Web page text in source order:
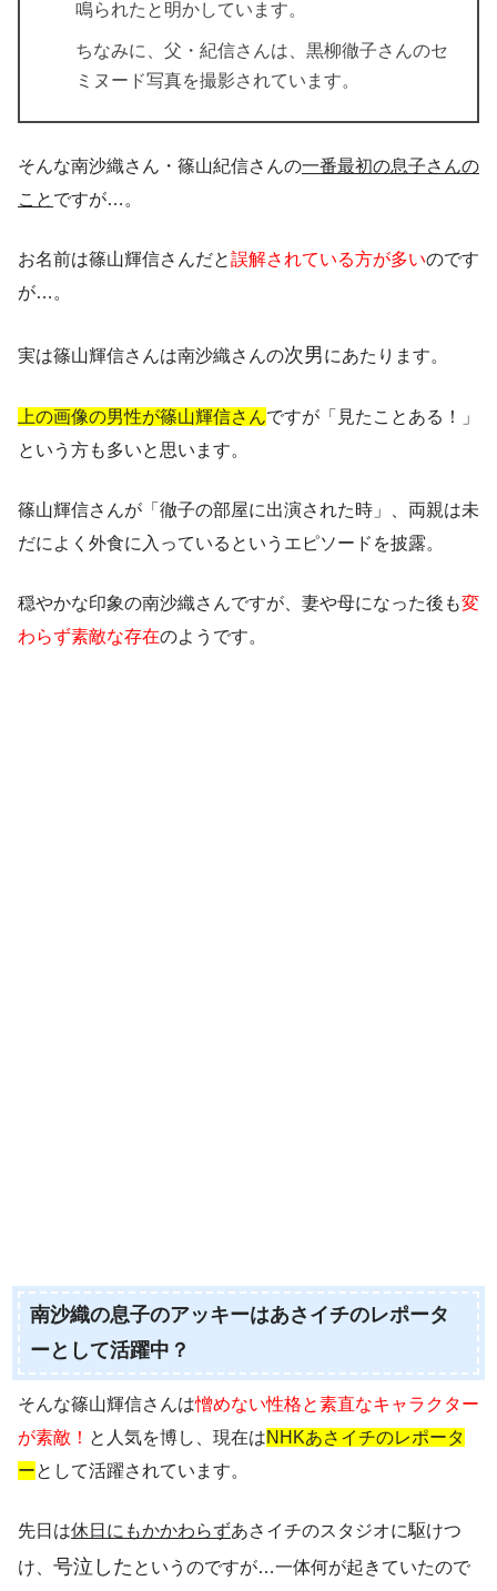
鳴られたと明かしています。
ちなみに、父・紀信さんは、 黒柳徹子さんのセ
ミヌード写真を撮影されています。
そんな南沙織さん・篠山紀信さんの一番最初の息子さんの
こと ですが…。
お名前は篠山輝信さんだと誤解されている方が多いのです
が…。
実は篠山輝信さんは南沙織さんの次男にあたります。
上の画像の男性が篠山輝信さんですが「見たことある！」
という方も多いと思います。
篠山輝信さんが「徹子の部屋に出演された時」、両親は未
だによく外食に入っているというエピソードを披露。
穏やかな印象の南沙織さんですが、妻や母になった後も変
わらず素敵な存在のようです。
南沙織の息子のアッキーはあさイチのレポータ
ーとして活躍中？
そんな篠山輝信さんは憎めない性格と素直なキャラクター
が素敵！ と人気を博し、現在はNHKあさイチのレポータ
ーとして活躍されています。
先日は休日にもかかわらずあさイチのスタジオに駆けつ
け、 号泣した というのですが…一体何が起きていたので